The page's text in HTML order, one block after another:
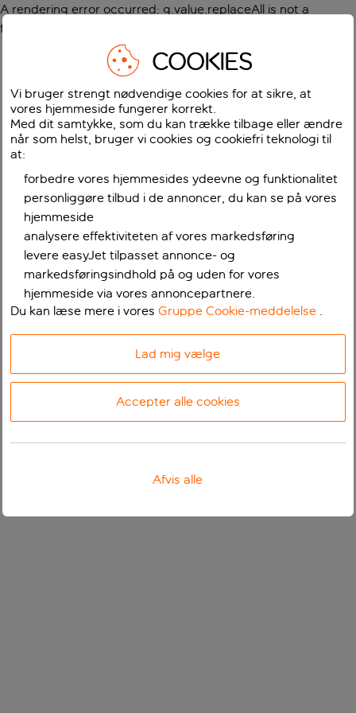
A rendering error occurred: g.value.replaceAll is not a
function
COOKIES
Vi bruger strengt nødvendige cookies for at sikre, at
vores hjemmeside fungerer korrekt.
Med dit samtykke, som du kan trække tilbage eller ændre
når som helst, bruger vi cookies og cookiefri teknologi til
at:
forbedre vores hjemmesides ydeevne og funktionalitet
personliggøre tilbud i de annoncer, du kan se på vores
hjemmeside
analysere effektiviteten af vores markedsføring
levere easyJet tilpasset annonce- og
markedsføringsindhold på og uden for vores
hjemmeside via vores annoncepartnere.
Du kan læse mere i voresGruppe Cookie-meddelelse .
Lad mig vælge
Accepter alle cookies
Afvis alle